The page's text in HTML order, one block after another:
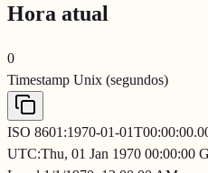
Hora atual
0
Timestamp Unix (segundos)
ISO 8601:1970-01-
UTC:Thu, 01 Jan 1970 00:00:00